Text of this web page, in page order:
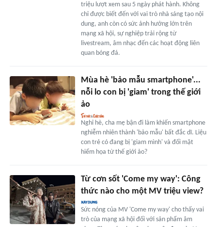
triệu lượt xem sau 5 ngày phát hành. Không
chỉ được biết đến với vai trò nhà sáng tạo nội
dung, anh còn có sức ảnh hưởng lớn trên
mạng xã hội, sự nghiệp trải rộng từ
livestream, âm nhạc đến các hoạt động liên
quan bóng đá.
Mùa hè 'bảo mẫu smartphone'...
nỗi lo con bị 'giam' trong thế giới
ảo
Nghỉ hè, cha mẹ bận đi làm khiến smartphone
nghiễm nhiên thành 'bảo mẫu' bất đắc dĩ. Liệu
con trẻ có đang bị 'giam mình' và đối mặt
hiểm họa từ thế giới ảo?
Từ cơn sốt 'Come my way': Công
thức nào cho một MV triệu view?
Sức nóng của MV 'Come my way' cho thấy vai
trò của mạng xã hội đối với sản phẩm âm